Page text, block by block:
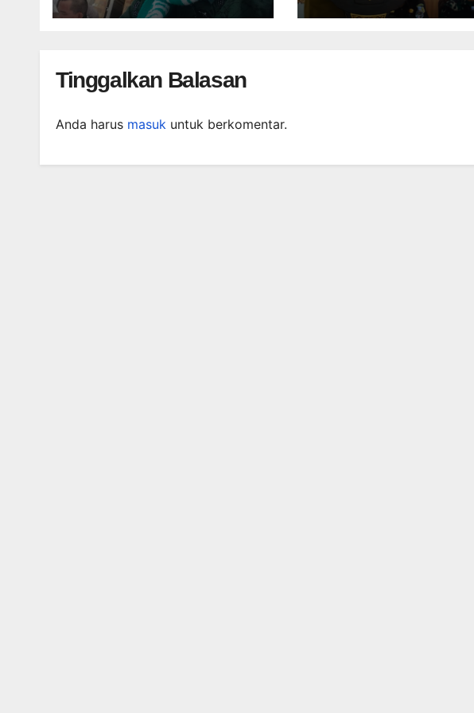
Peringatan Haul
Tinggalkan Balasan
Anda harus masuk untuk berkomentar.